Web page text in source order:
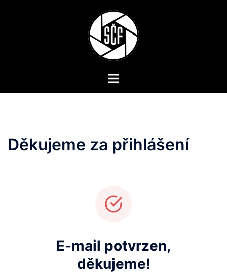
Toggle
Děkujeme za přihlášení
E-mail potvrzen,
děkujeme!